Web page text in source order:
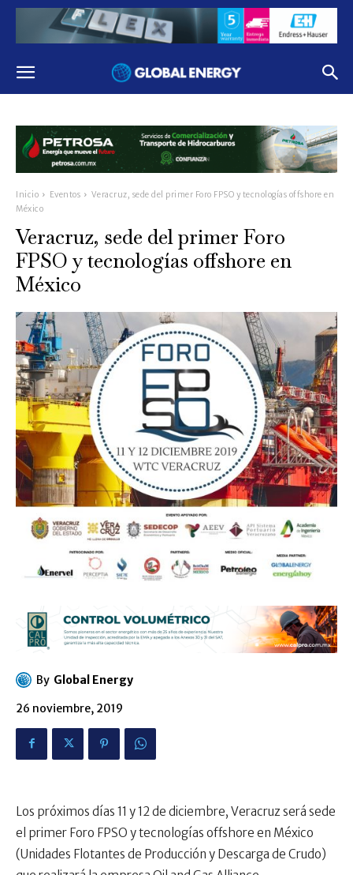
Inicio Eventos
Veracruz, sede del primer Foro FPSO y tecnologías offshore en
México
Veracruz, sede del primer Foro
FPSO y tecnologías offshore en
México
By Global Energy
26 noviembre, 2019
Los próximos días 11 y 12 de diciembre, Veracruz será sede
el primer Foro FPSO y tecnologías offshore en México
(Unidades Flotantes de Producción y Descarga de Crudo)